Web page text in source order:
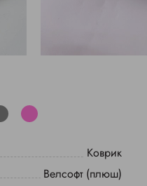
Коврик
Велсофт (плюш)